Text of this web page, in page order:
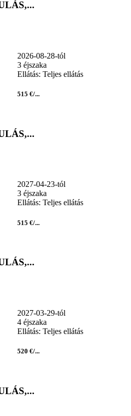
2026-08-28-tól
3 éjszaka
Ellátás: Teljes ellátás
515 €/...
2027-04-23-tól
3 éjszaka
Ellátás: Teljes ellátás
515 €/...
2027-03-29-tól
4 éjszaka
Ellátás: Teljes ellátás
520 €/...